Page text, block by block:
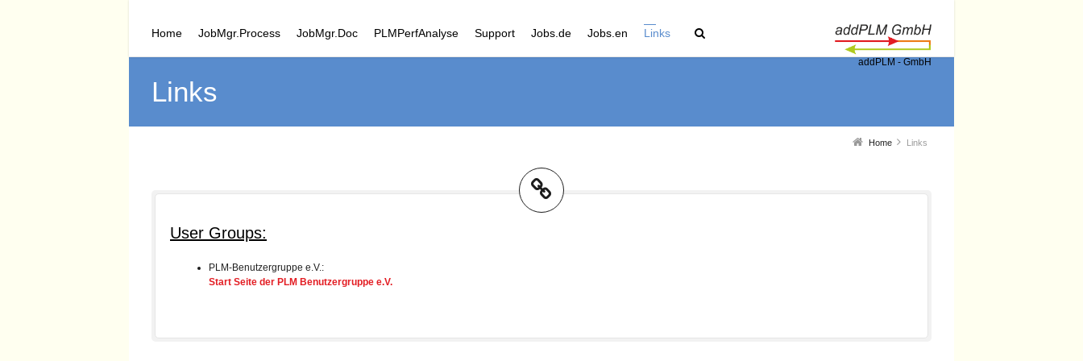
addPLM - GmbH
Home JobMgr.Process JobMgr.Doc PLMPerfAnalyse Support Jobs.de Jobs.en Links
Links
Home Links
User Groups:
PLM-Benutzergruppe e.V.:
Start Seite der PLM Benutzergruppe e.V.